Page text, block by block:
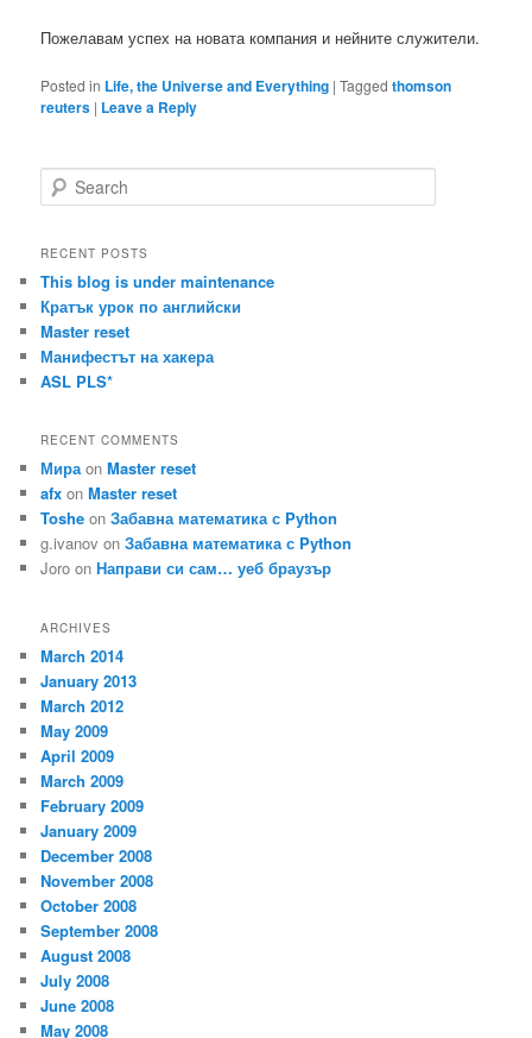
Пожелавам успех на новата компания и нейните служители.
Posted in Life, the Universe and Everything |Tagged thomson
reuters | Leave a Reply
e
r
h
RECENT POSTS
This blog is under maintenance
Кратък урок по английски
Master reset
Манифестът на хакера
ASL PLS*
RECENT COMMENTS
МираonMaster reset
afx onMaster reset
Toshe onЗабавна математика с Python
g.ivanov onЗабавна математика с Python
Joro onНаправи си сам… уеб браузър
ARCHIVES
March 2014
January 2013
March 2012
May 2009
April 2009
March 2009
February 2009
January 2009
December 2008
November 2008
October 2008
September 2008
August 2008
July 2008
June 2008
May 2008